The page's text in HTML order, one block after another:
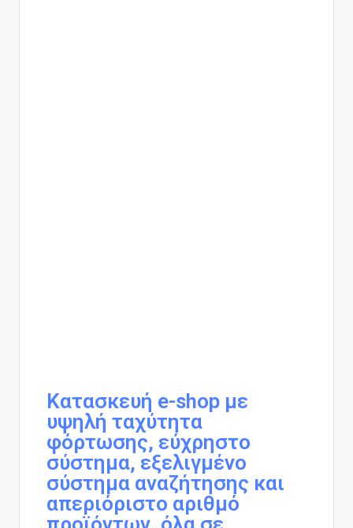
Κατασκευή e-shop με
υψηλή ταχύτητα
φόρτωσης, εύχρηστο
σύστημα, εξελιγμένο
σύστημα αναζήτησης και
απεριόριστο αριθμό